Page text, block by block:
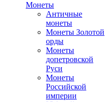
Монеты
Античные
монеты
Монеты Золотой
орды
Монеты
допетровской
Руси
Монеты
Российской
империи